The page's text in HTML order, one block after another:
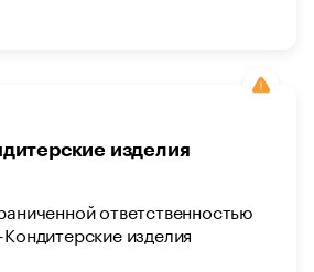
изделия
ответственностью
изделия